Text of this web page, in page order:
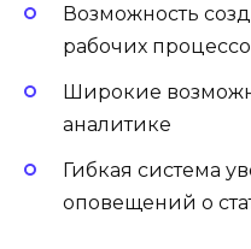
Возможность
рабочих
Широкие
аналитике
Гибкая система
оповещений о